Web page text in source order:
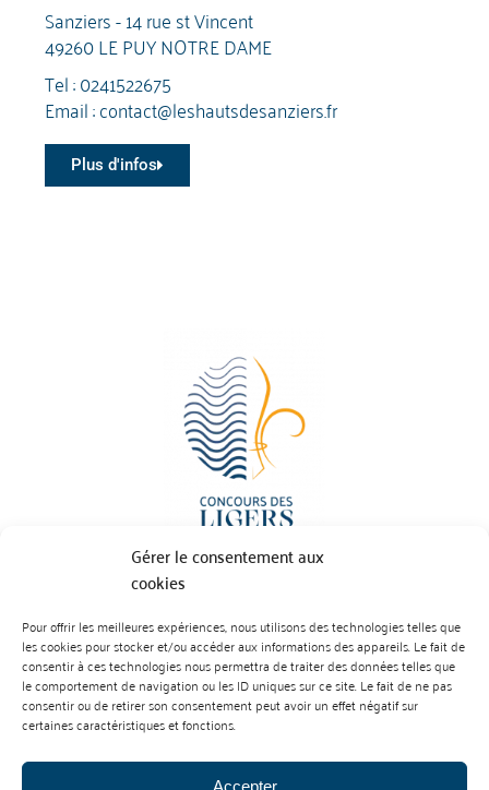
Gérer le consentement aux
cookies
Pour offrir les meilleures expériences, nous utilisons des technologies telles que
les cookies pour stocker et/ou accéder aux informations des appareils. Le fait de
consentir à ces technologies nous permettra de traiter des données telles que
le comportement de navigation ou les ID uniques sur ce site. Le fait de ne pas
consentir ou de retirer son consentement peut avoir un effet négatif sur
certaines caractéristiques et fonctions.
Accepter
Sanziers - 14 rue st Vincent
49260 LE PUY NOTRE DAME
Tel :0241522675
Email :contact@leshautsdesanziers.fr
Plus d'infos
BP 70023 - 49610 JUIGNE SUR LOIRE
Tél :07 88 99 01 07